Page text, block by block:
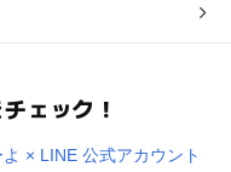
ェック！